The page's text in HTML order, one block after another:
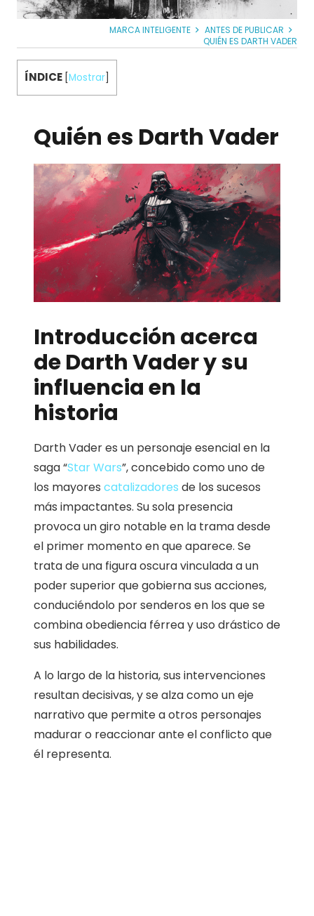
MARCA INTELIGENTE
ANTES DE PUBLICAR
QUIÉN ES DARTH VADER
ÍNDICE Mostrar
Quién es Darth Vader
Introducción acerca
de Darth Vader y su
influencia en la
historia
Darth Vader es un personaje esencial en la
saga “Star Wars”, concebido como uno de
los mayores catalizadores de los sucesos
más impactantes. Su sola presencia
provoca un giro notable en la trama desde
el primer momento en que aparece. Se
trata de una figura oscura vinculada a un
poder superior que gobierna sus acciones,
conduciéndolo por senderos en los que se
combina obediencia férrea y uso drástico de
sus habilidades.
A lo largo de la historia, sus intervenciones
resultan decisivas, y se alza como un eje
narrativo que permite a otros personajes
madurar o reaccionar ante el conflicto que
él representa.